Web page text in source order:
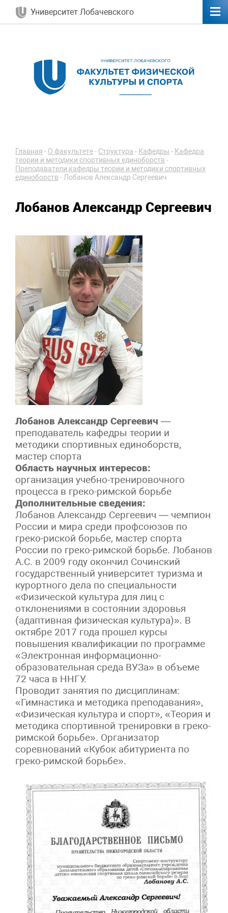
Университет Лобачевского
Главная - О факультете- Структура - Кафедры - Кафедра
теории и методики спортивных единоборств -
Преподаватели кафедры теории и методики спортивных
единоборств -Лобанов Александр Сергеевич
Лобанов Александр Сергеевич
Лобанов Александр Сергеевич —
преподаватель кафедры теории и
методики спортивных единоборств,
мастер спорта
Область научных интересов:
организация учебно-тренировочного
процесса в греко-римской борьбе
Дополнительные сведения:
Лобанов Александр Сергеевич — чемпион
России и мира среди профсоюзов по
греко-риской борьбе, мастер спорта
России по греко-римской борьбе. Лобанов
А.С. в 2009 году окончил Сочинский
государственный университет туризма и
курортного дела по специальности
«Физической культура для лиц с
отклонениями в состоянии здоровья
(адаптивная физическая культура)». В
октябре 2017 года прошел курсы
повышения квалификации по программе
«Электронная информационно-
образовательная среда ВУЗа» в объеме
72 часа в ННГУ.
Проводит занятия по дисциплинам:
«Гимнастика и методика преподавания»,
«Физическая культура и спорт», «Теория и
методика спортивной тренировки в греко-
римской борьбе». Организатор
соревнований «Кубок абитуриента по
греко-римской борьбе».